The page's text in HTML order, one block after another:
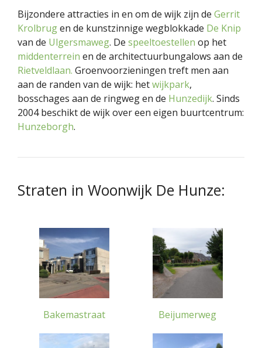
Bijzondere attracties in en om de wijk zijn de Gerrit
Krolbrugen de kunstzinnige wegblokkade De Knip
van de Ulgersmaweg. De speeltoestellen op het
middenterrein en de architectuurbungalows aan de
Rietveldlaan. Groenvoorzieningen treft men aan
aan de randen van de wijk: hetwijkpark,
bosschages aan de ringweg en de Hunzedijk. Sinds
2004 beschikt de wijk over een eigen buurtcentrum:
Hunzeborgh.
Straten in Woonwijk De Hunze:
Bakemastraat Beijumerweg